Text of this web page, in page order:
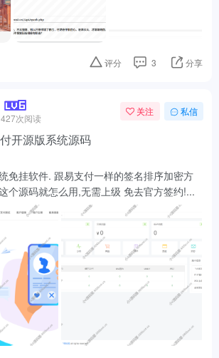
评分 3 分享
427次阅读
关注 私信
开源版系统源码
免挂软件. 跟易支付一样的签名排序加密方
个源码就怎么用,无需上级 免去官方签约!...